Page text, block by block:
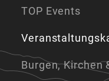
TOP Events
Burgen, Kirchen